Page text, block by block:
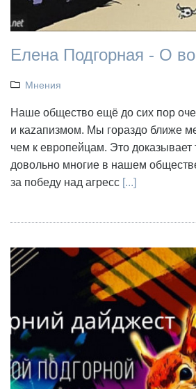
Елена Подгорная - О
Мнения
Наше общество ещё до сих пор
и каzапизмом. Мы гораздо ближе
чем к европейцам. Это доказывает
довольно многие в нашем
за победу над агресс [...]